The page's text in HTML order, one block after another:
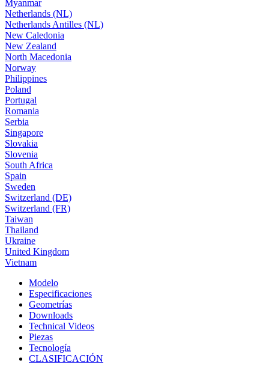
Myanmar
Netherlands (NL)
Netherlands Antilles (NL)
New Caledonia
New Zealand
North Macedonia
Norway
Philippines
Poland
Portugal
Romania
Serbia
Singapore
Slovakia
Slovenia
South Africa
Spain
Sweden
Switzerland (DE)
Switzerland (FR)
Taiwan
Thailand
Ukraine
United Kingdom
Vietnam
Modelo
Especificaciones
Geometrías
Downloads
Technical Videos
Piezas
Tecnología
CLASIFICACIÓN